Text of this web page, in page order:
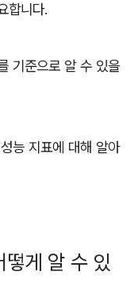
합니다.
기준으로 알 수 있을
능 지표에 대해 알아
게 알 수 있